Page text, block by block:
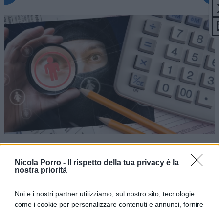
Nicola Porro -
Il rispetto della tua privacy è la
nostra priorità
Noi e i nostri partner utilizziamo, sul nostro sito, tecnologie
come i cookie per personalizzare contenuti e annunci, fornire
combattere l’evasione fiscale. Introdotto nel
2019 in fase sperimentale, ora è più preciso
grazie a tecnologie avanzate. Analizza grandi
quantità di dati in poco tempo, incrociando